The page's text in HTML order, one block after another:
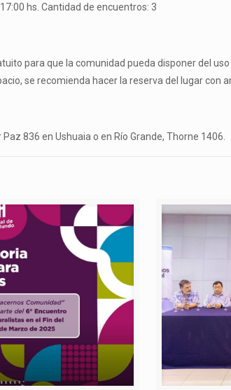
hs. Cantidad de encuentros: 3
para que la comunidad pueda disponer del
se recomienda hacer la reserva del lugar con
836 en Ushuaia o en Río Grande, Thorne 1406.